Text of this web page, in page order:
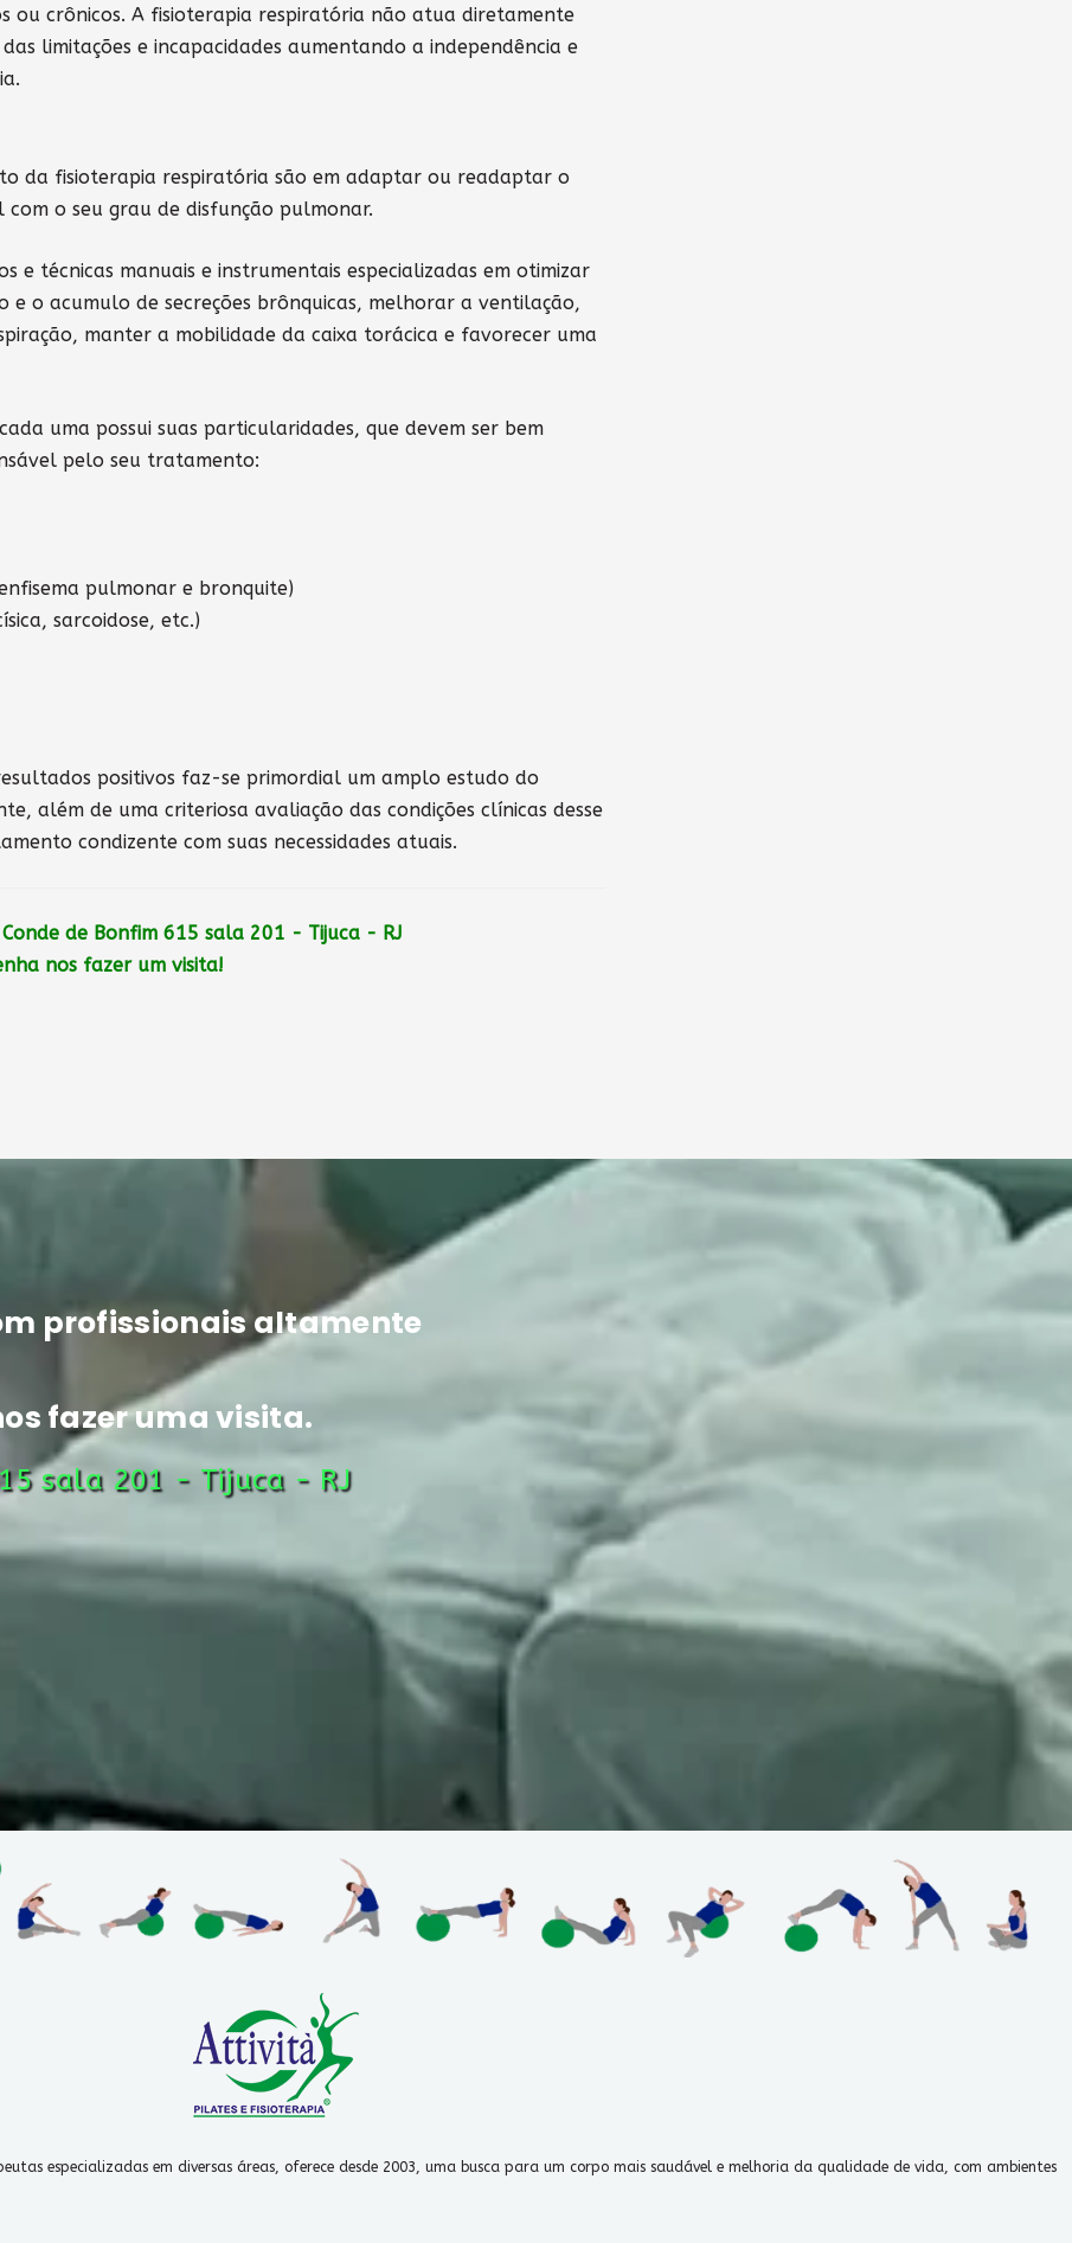
ou crônicos. A fisioterapia respiratória não atua diretamente
limitações e incapacidades aumentando a independência e
da fisioterapia respiratória são em adaptar ou readaptar o
o seu grau de disfunção pulmonar.
e técnicas manuais e instrumentais especializadas em otimizar
e o acumulo de secreções brônquicas, melhorar a ventilação,
manter a mobilidade da caixa torácica e favorecer uma
uma possui suas particularidades, que devem ser bem
pelo seu tratamento:
pulmonar e bronquite)
sarcoidose, etc.)
positivos faz-se primordial um amplo estudo do
além de uma criteriosa avaliação das condições clínicas desse
condizente com suas necessidades atuais.
de Bonfim 615 sala 201 - Tijuca - RJ
nos fazer um visita!
profissionais altamente
fazer uma visita.
sala 201 - Tijuca - RJ
especializadas em diversas áreas, oferece desde 2003, uma busca para um corpo mais saudável e melhoria da qualidade de vida, com ambientes